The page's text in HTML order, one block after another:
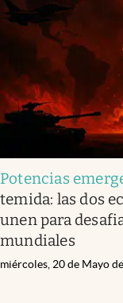
Potencias
temida: las dos
unen para
mundiales
miércoles, 20 de Mayo